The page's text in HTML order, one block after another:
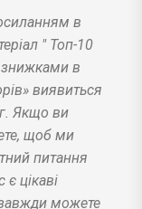
в
" Топ-10
знижками в
виявиться
Якщо ви
щоб ми
питання
цікаві
завжди можете